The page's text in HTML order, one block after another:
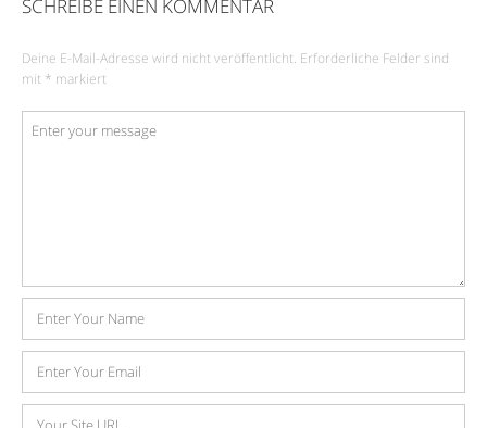
SCHREIBE EINEN KOMMENTAR
Deine E-Mail-Adresse wird nicht veröffentlicht. Erforderliche Felder sind
mit * markiert
Kommentar
Name
Mail-
Adresse
Website